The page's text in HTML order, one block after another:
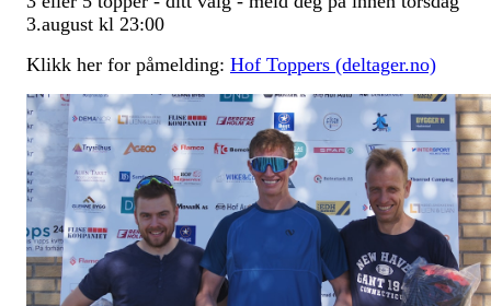
3.august kl 23:00
Klikk her for påmelding: Hof Toppers (deltager.no)